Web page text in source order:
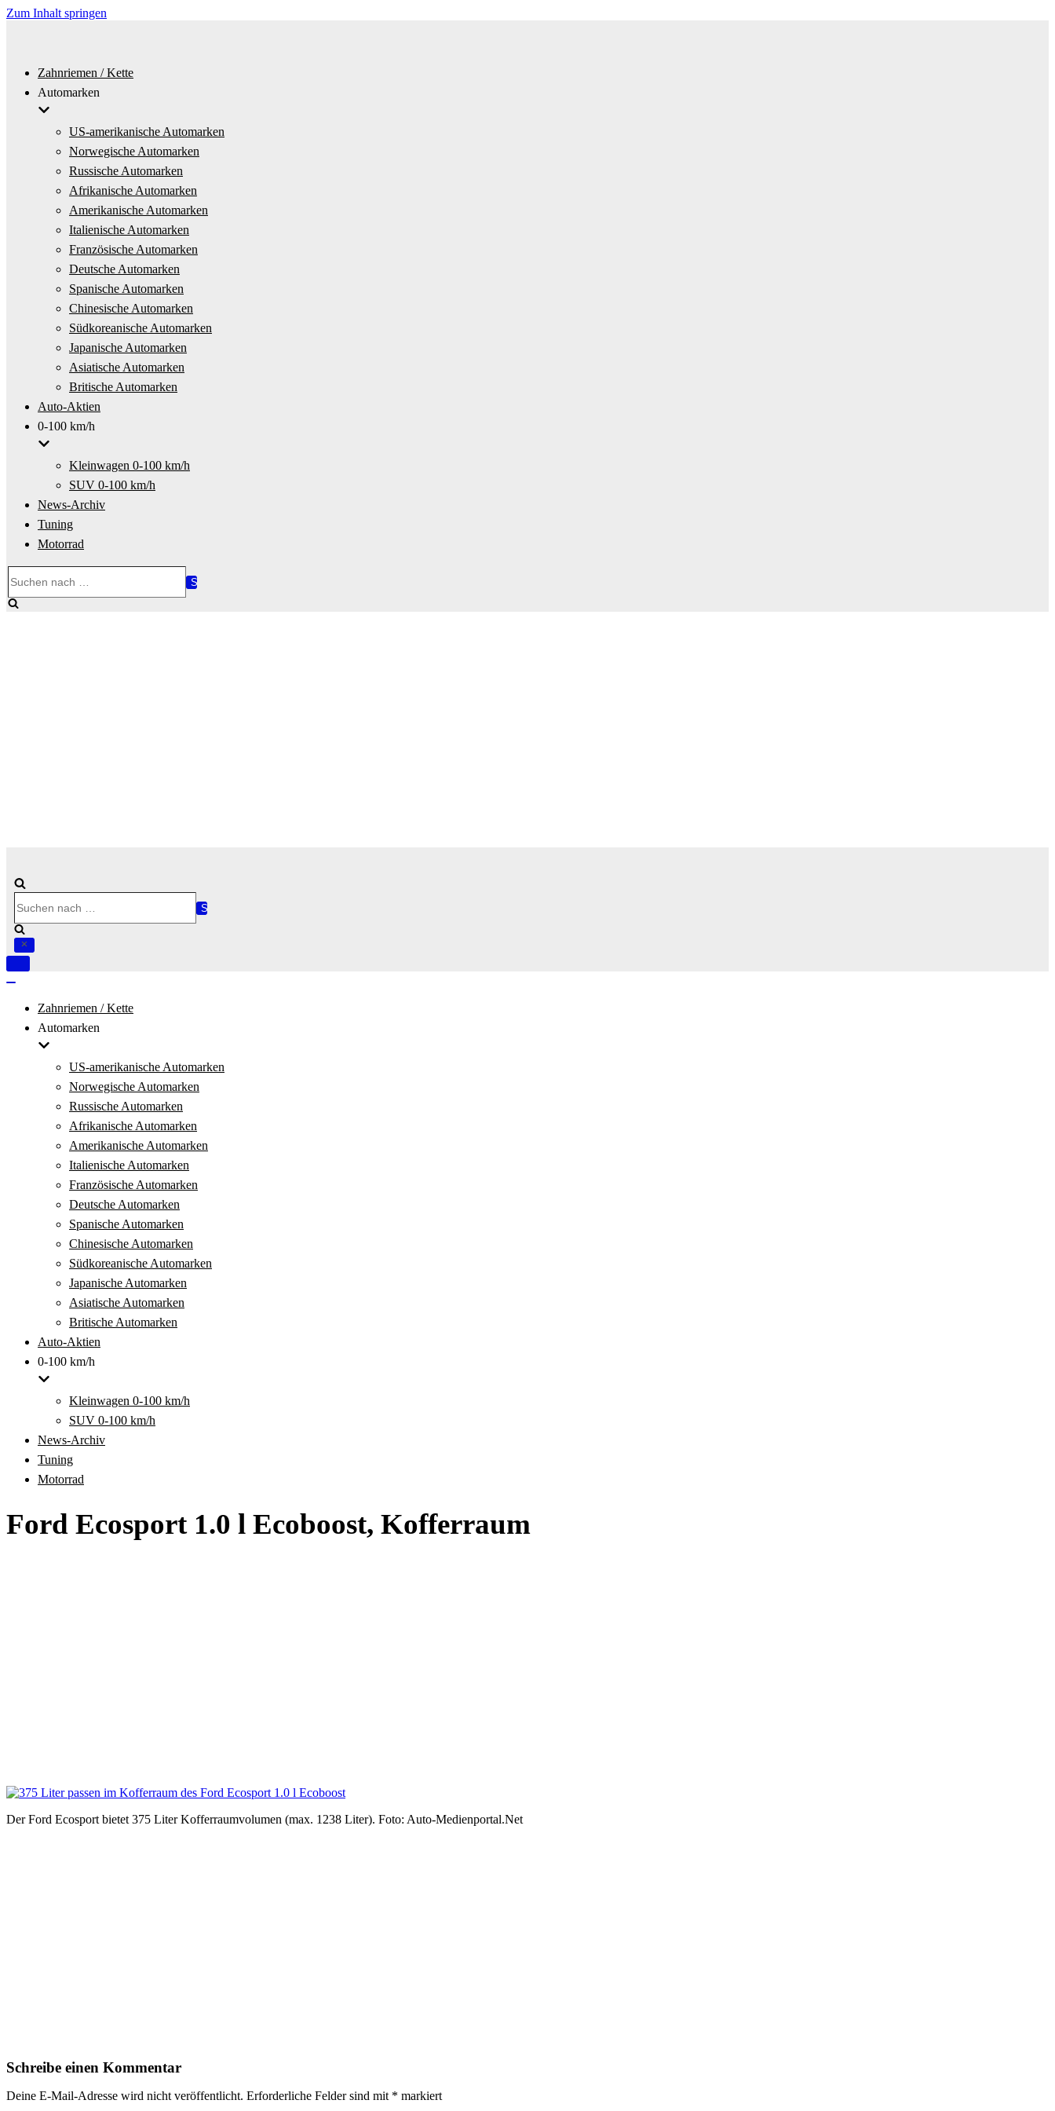
Zum Inhalt springen
Zahnriemen / Kette
Automarken
US-amerikanische Automarken
Norwegische Automarken
Russische Automarken
Afrikanische Automarken
Amerikanische Automarken
Italienische Automarken
Französische Automarken
Deutsche Automarken
Spanische Automarken
Chinesische Automarken
Südkoreanische Automarken
Japanische Automarken
Asiatische Automarken
Britische Automarken
Auto-Aktien
0-100 km/h
Kleinwagen 0-100 km/h
SUV 0-100 km/h
News-Archiv
Tuning
Motorrad
nach …
nach …
Navigation
Zahnriemen / Kette
Automarken
US-amerikanische Automarken
Norwegische Automarken
Russische Automarken
Afrikanische Automarken
Amerikanische Automarken
Italienische Automarken
Französische Automarken
Deutsche Automarken
Spanische Automarken
Chinesische Automarken
Südkoreanische Automarken
Japanische Automarken
Asiatische Automarken
Britische Automarken
Auto-Aktien
0-100 km/h
Kleinwagen 0-100 km/h
SUV 0-100 km/h
News-Archiv
Tuning
Motorrad
Ford Ecosport 1.0 l Ecoboost, Kofferraum
Der Ford Ecosport bietet 375 Liter Kofferraumvolumen (max. 1238 Liter). Foto: Auto-Medienportal.Net
Schreibe einen Kommentar
Deine E-Mail-Adresse wird nicht veröffentlicht. Erforderliche Felder sind mit * markiert